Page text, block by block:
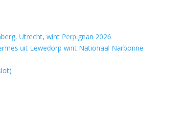
Utrecht, wint Perpignan 2026
uit Lewedorp wint Nationaal Narbonne